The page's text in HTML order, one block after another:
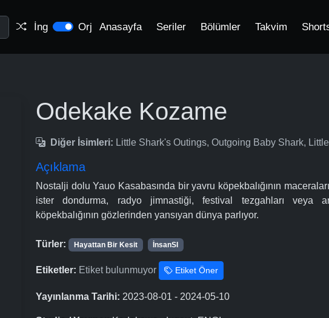
İng Orj Anasayfa Seriler Bölümler Takvim
Odekake Kozame
Diğer İsimleri: Little Shark's Outings, Outgoing Baby Shark,
Açıklama
Nostalji dolu Yauo Kasabasında bir yavru köpekbalığının
ister dondurma, radyo jimnastiği, festival tezgahları veya
köpekbalığının gözlerinden yansıyan dünya parlıyor.
Türler: Hayattan Bir Kesit İnsanSI
Etiketler: Etiket bulunmuyor Etiket Öner
Yayınlanma Tarihi: 2023-08-01 - 2024-05-10